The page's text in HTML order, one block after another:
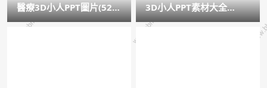
醫療3D小人PPT圖片(52
頁)
3D小人PPT素材大全
（下）